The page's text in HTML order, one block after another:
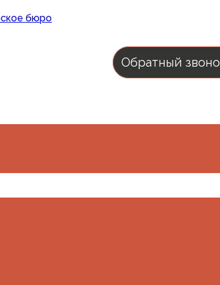
Перейти к нижнему колонтитулу
Обратный